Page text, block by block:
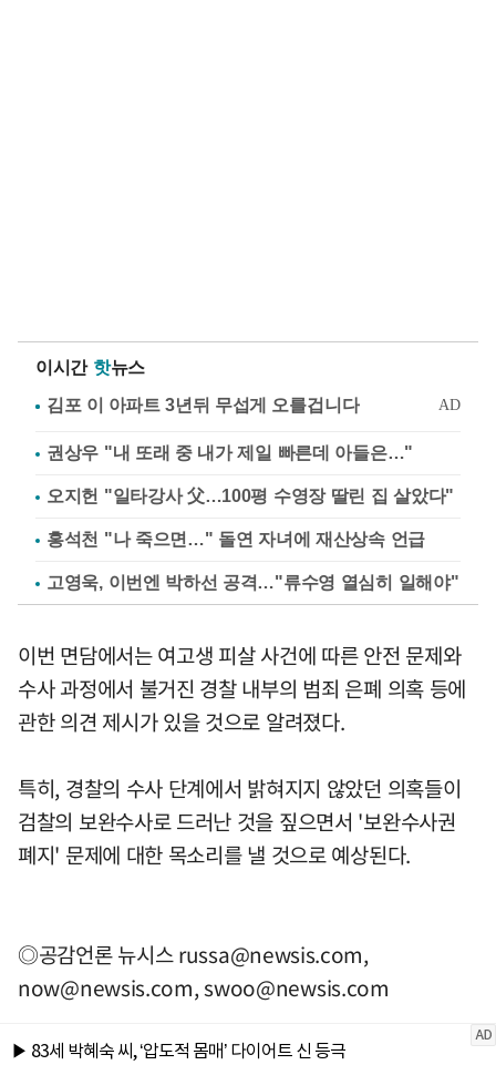
이시간 핫뉴스
권상우 "내 또래 중 내가 제일 빠른데 아들은…"
오지헌 "일타강사 父…100평 수영장 딸린 집 살았다"
홍석천 "나 죽으면…" 돌연 자녀에 재산상속 언급
고영욱, 이번엔 박하선 공격…"류수영 열심히 일해야"
이번 면담에서는 여고생 피살 사건에 따른 안전 문제와
수사 과정에서 불거진 경찰 내부의 범죄 은폐 의혹 등에
관한 의견 제시가 있을 것으로 알려졌다.
특히, 경찰의 수사 단계에서 밝혀지지 않았던 의혹들이
검찰의 보완수사로 드러난 것을 짚으면서 '보완수사권
폐지' 문제에 대한 목소리를 낼 것으로 예상된다.
◎공감언론 뉴시스russa@newsis.com,
now@newsis.com,swoo@newsis.com